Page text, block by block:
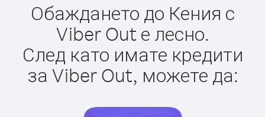
Обаждането до Кения с
Viber Out е лесно.
След като имате кредити
за Viber Out, можете да: